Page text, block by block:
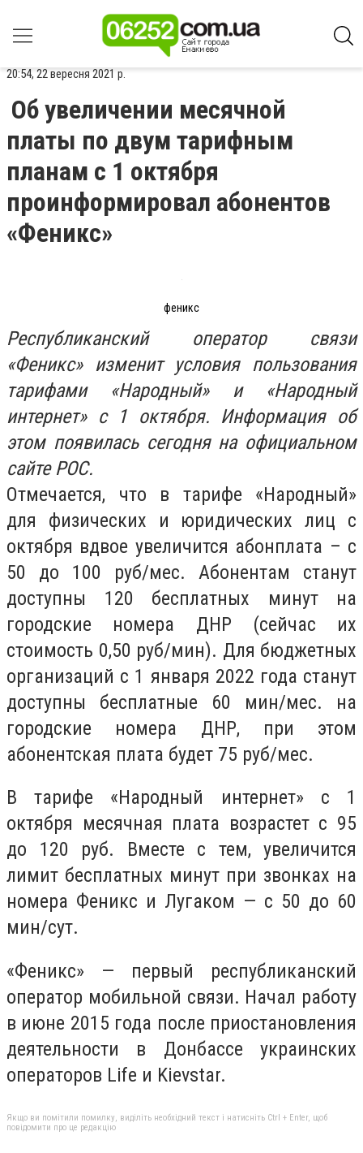
20:54, 22 вересня 2021 р.
Об увеличении месячной
платы по двум тарифным
планам с 1 октября
проинформировал абонентов
«Феникс»
феникс
Республиканский оператор связи
«Феникс» изменит условия пользования
тарифами «Народный» и «Народный
интернет» с 1 октября. Информация об
этом появилась сегодня на официальном
сайте РОС.
Отмечается, что в тарифе «Народный»
для физических и юридических лиц с
октября вдвое увеличится абонплата – с
50 до 100 руб/мес. Абонентам станут
доступны 120 бесплатных минут на
городские номера ДНР (сейчас их
стоимость 0,50 руб/мин). Для бюджетных
организаций с 1 января 2022 года станут
доступны бесплатные 60 мин/мес. на
городские номера ДНР, при этом
абонентская плата будет 75 руб/мес.
В тарифе «Народный интернет» с 1
октября месячная плата возрастет с 95
до 120 руб. Вместе с тем, увеличится
лимит бесплатных минут при звонках на
номера Феникс и Лугаком — с 50 до 60
мин/сут.
«Феникс» — первый республиканский
оператор мобильной связи. Начал работу
в июне 2015 года после приостановления
деятельности в Донбассе украинских
операторов Life и Kievstar.
Якщо ви помітили помилку, виділіть необхідний текст і натисніть Ctrl + Enter, щоб
повідомити про це редакцію